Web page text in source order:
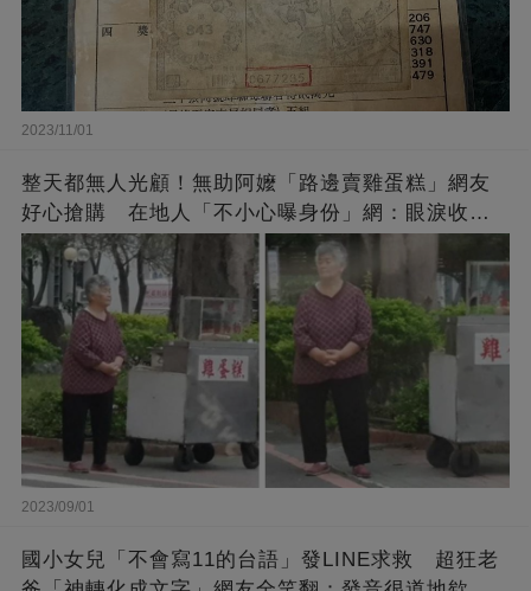
2023/11/01
整天都無人光顧！無助阿嬤「路邊賣雞蛋糕」網友
好心搶購 在地人「不小心曝身份」網：眼淚收回
來了
2023/09/01
國小女兒「不會寫11的台語」發LINE求救 超狂老